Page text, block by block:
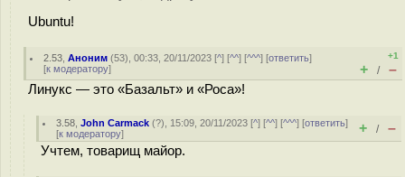
Ubuntu!
2.53 ,Аноним (53), 00:33, 20/11/2023 [^] [^^] [^^^] [ответить]
[к модератору]
+1
+ / –
Линукс — это «Базальт» и «Роса»!
3.58 ,John Carmack (?), 15:09, 20/11/2023 [^] [^^] [^^^] [ответить]
[к модератору] + / –
Учтем, товарищ майор.